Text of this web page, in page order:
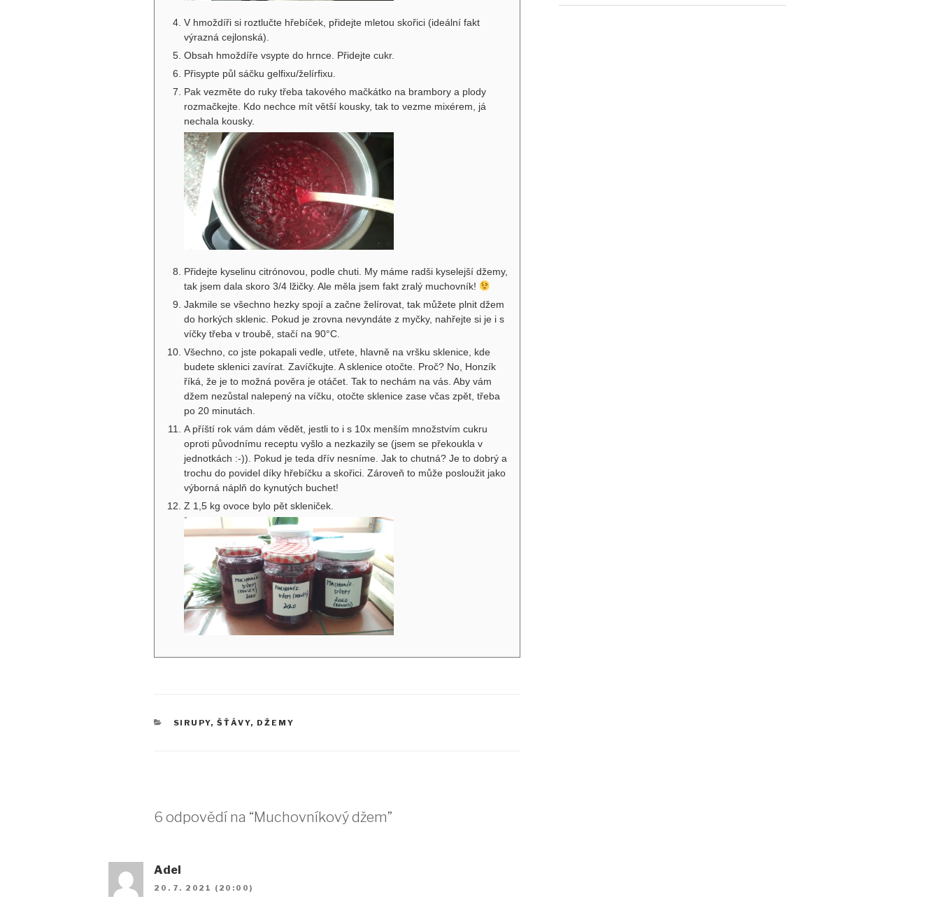
V hmoždíři si roztlučte hřebíček, přidejte mletou skořici (ideální fakt
výrazná cejlonská).
Obsah hmoždíře vsypte do hrnce. Přidejte cukr.
Přisypte půl sáčku gelfixu/želírfixu.
Pak vezměte do ruky třeba takového mačkátko na brambory a plody
rozmačkejte. Kdo nechce mít větší kousky, tak to vezme mixérem, já
nechala kousky.
Přidejte kyselinu citrónovou, podle chuti. My máme radši kyselejší džemy,
tak jsem dala skoro 3/4 lžičky. Ale měla jsem fakt zralý muchovník!
Jakmile se všechno hezky spojí a začne želírovat, tak můžete plnit džem
do horkých sklenic. Pokud je zrovna nevyndáte z myčky, nahřejte si je i s
víčky třeba v troubě, stačí na 90°C.
Všechno, co jste pokapali vedle, utřete, hlavně na vršku sklenice, kde
budete sklenici zavírat. Zavíčkujte. A sklenice otočte. Proč? No, Honzík
říká, že je to možná pověra je otáčet. Tak to nechám na vás. Aby vám
džem nezůstal nalepený na víčku, otočte sklenice zase včas zpět, třeba
po 20 minutách.
A příští rok vám dám vědět, jestli to i s 10x menším množstvím cukru
oproti původnímu receptu vyšlo a nezkazily se (jsem se překoukla v
jednotkách :-)). Pokud je teda dřív nesníme. Jak to chutná? Je to dobrý a
trochu do povidel díky hřebíčku a skořici. Zároveň to může posloužit jako
výborná náplň do kynutých buchet!
Z 1,5 kg ovoce bylo pět skleniček.
RUBRIKY
SIRUPY, ŠŤÁVY, DŽEMY
6 odpovědí na “Muchovníkový džem”
Adel
20. 7. 2021 (20:00)